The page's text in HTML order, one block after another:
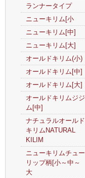
ランナータイプ
ニューキリム[小
ニューキリム[中]
ニューキリム[大]
オールドキリム(小)
オールドキリム[中]
オールドキリム[大]
オールドキリムジジ
ム[中]
ナチュラルオールド
キリムNATURAL
KILIM
ニューキリムチュー
リップ柄[小～中～
大